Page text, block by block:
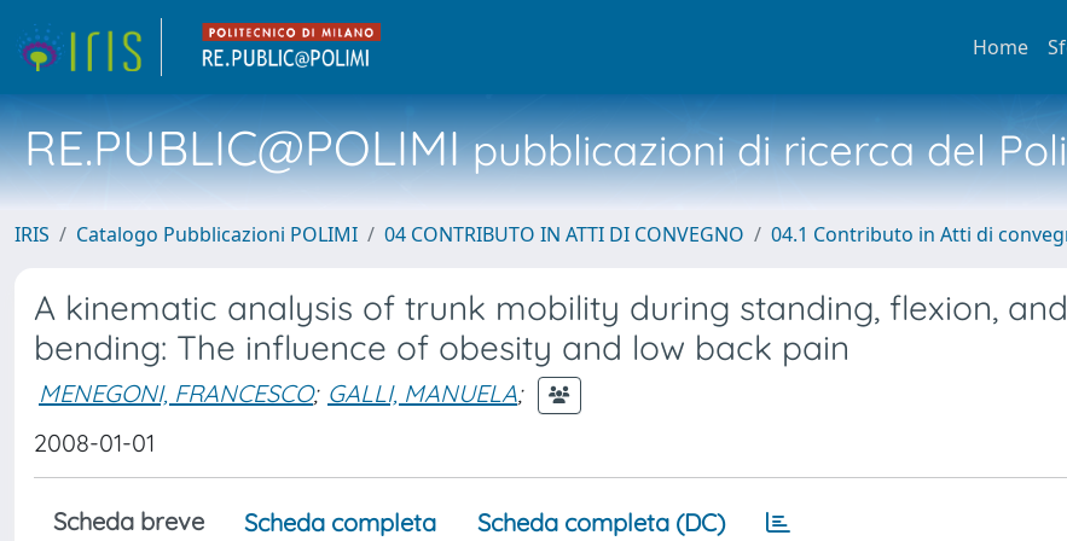
Home
RE.PUBLIC@POLIMIpubblicazioni di ricerca del
IRIS Catalogo Pubblicazioni POLIMI 04 CONTRIBUTO IN ATTI DI CONVEGNO 04.1 Contributo in Atti di
A kinematic analysis of trunk mobility during standing, flexion,
bending: The influence of obesity and low back pain
MENEGONI, FRANCESCO; GALLI, MANUELA;
2008-01-01
Scheda breve Scheda completa Scheda completa (DC)